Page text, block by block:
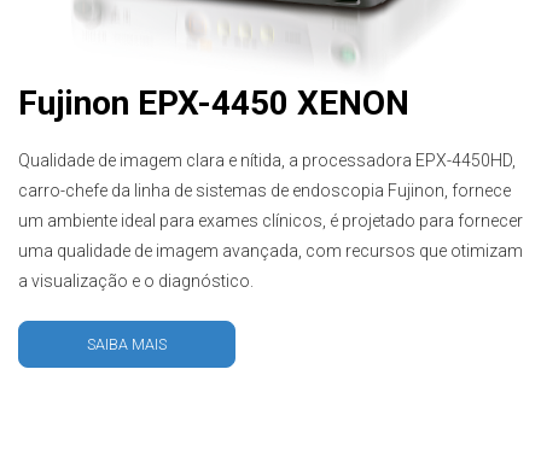
Fujinon EPX-4450 XENON
Qualidade de imagem clara e nítida, a processadora EPX-4450HD,
carro-chefe da linha de sistemas de endoscopia Fujinon, fornece
um ambiente ideal para exames clínicos, é projetado para fornecer
uma qualidade de imagem avançada, com recursos que otimizam
a visualização e o diagnóstico.
SAIBA MAIS